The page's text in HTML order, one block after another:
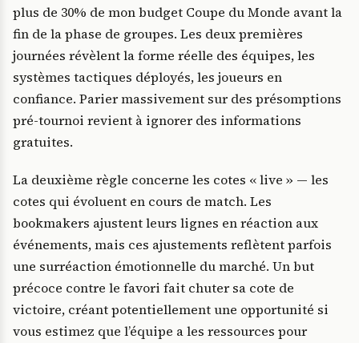
plus de 30% de mon budget Coupe du Monde avant la
fin de la phase de groupes. Les deux premières
journées révèlent la forme réelle des équipes, les
systèmes tactiques déployés, les joueurs en
confiance. Parier massivement sur des présomptions
pré-tournoi revient à ignorer des informations
gratuites.
La deuxième règle concerne les cotes « live » — les
cotes qui évoluent en cours de match. Les
bookmakers ajustent leurs lignes en réaction aux
événements, mais ces ajustements reflètent parfois
une surréaction émotionnelle du marché. Un but
précoce contre le favori fait chuter sa cote de
victoire, créant potentiellement une opportunité si
vous estimez que l’équipe a les ressources pour